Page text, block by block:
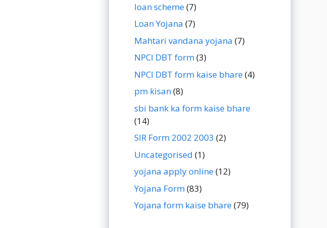
loan scheme(7)
Loan Yojana (7)
Mahtari vandana yojana (7)
NPCI DBT form(3)
NPCI DBT form kaise bhare(4)
pm kisan(8)
sbi bank ka form kaise bhare
(14)
SIR Form 2002 2003 (2)
Uncategorised (1)
yojana apply online(12)
Yojana Form(83)
Yojana form kaise bhare(79)